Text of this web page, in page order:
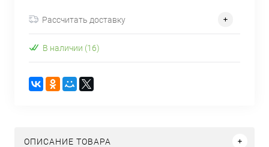
Рассчитать доставку
В наличии (16)
ОПИСАНИЕ ТОВАРА